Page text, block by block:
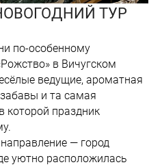
ТУР
по-особенному
в Вичугском
ведущие, ароматная
и та самая
которой праздник
— город
уютно расположилась